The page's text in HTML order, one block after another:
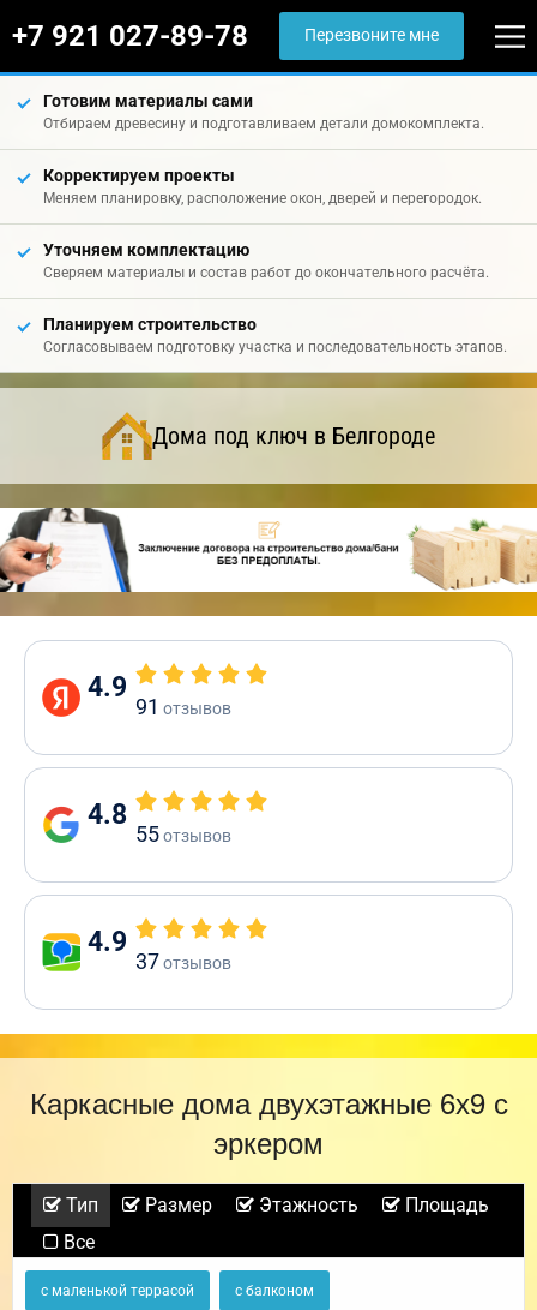
+7 921 027-89-78 Перезвоните мне
Готовим материалы сами
Отбираем древесину и подготавливаем детали домокомплекта.
Корректируем проекты
Меняем планировку, расположение окон, дверей и перегородок.
Уточняем комплектацию
Сверяем материалы и состав работ до окончательного расчёта.
Планируем строительство
Согласовываем подготовку участка и последовательность этапов.
Дома под ключ в Белгороде
4.9
91 отзывов
4.8
55отзывов
4.9
37отзывов
Каркасные дома двухэтажные 6х9 с
эркером
Тип Размер Этажность
Площадь
Все
с маленькой террасой с балконом